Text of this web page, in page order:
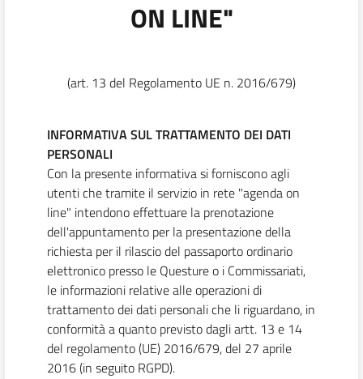
ON LINE"
(art. 13 del Regolamento UE n. 2016/679)
INFORMATIVA SUL TRATTAMENTO DEI DATI
PERSONALI
Con la presente informativa si forniscono agli
utenti che tramite il servizio in rete "agenda on
line" intendono effettuare la prenotazione
dell'appuntamento per la presentazione della
richiesta per il rilascio del passaporto ordinario
elettronico presso le Questure o i Commissariati,
le informazioni relative alle operazioni di
trattamento dei dati personali che li riguardano, in
conformità a quanto previsto dagli artt. 13 e 14
del regolamento (UE) 2016/679, del 27 aprile
2016 (in seguito RGPD).